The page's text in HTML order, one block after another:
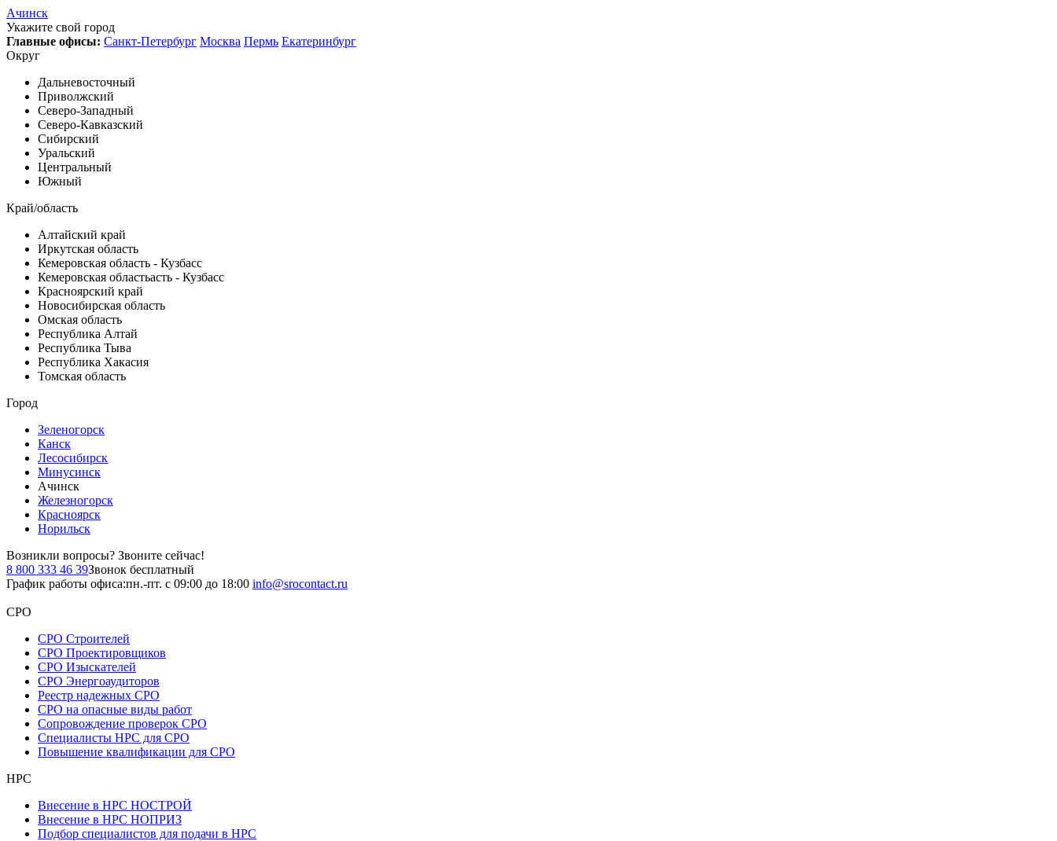
Ачинск
Укажите свой город
Главные офисы: Санкт-Петербург Москва Пермь Екатеринбург
Округ
Дальневосточный
Приволжский
Северо-Западный
Северо-Кавказский
Сибирский
Уральский
Центральный
Южный
Край/область
Алтайский край
Иркутская область
Кемеровская область - Кузбасс
Кемеровская областьасть - Кузбасс
Красноярский край
Новосибирская область
Омская область
Республика Алтай
Республика Тыва
Республика Хакасия
Томская область
Город
Зеленогорск
Канск
Лесосибирск
Минусинск
Ачинск
Железногорск
Красноярск
Норильск
Возникли вопросы? Звоните сейчас!
8 800 333 46 39Звонок бесплатный
График работы офиса:пн.-пт. с 09:00 до 18:00 info@srocontact.ru
СРО
СРО Строителей
СРО Проектировщиков
СРО Изыскателей
СРО Энергоаудиторов
Реестр надежных СРО
СРО на опасные виды работ
Сопровождение проверок СРО
Специалисты НРС для СРО
Повышение квалификации для СРО
НРС
Внесение в НРС НОСТРОЙ
Внесение в НРС НОПРИЗ
Подбор специалистов для подачи в НРС